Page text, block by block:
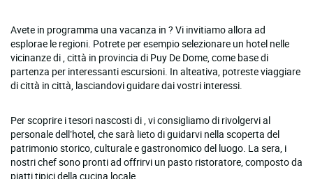
Avete in programma una vacanza in ? Vi invitiamo allora ad
esplorae le regioni. Potrete per esempio selezionare un hotel nelle
vicinanze di , città in provincia di Puy De Dome, come base di
partenza per interessanti escursioni. In alteativa, potreste viaggiare
di città in città, lasciandovi guidare dai vostri interessi.
Per scoprire i tesori nascosti di , vi consigliamo di rivolgervi al
personale dell’hotel, che sarà lieto di guidarvi nella scoperta del
patrimonio storico, culturale e gastronomico del luogo. La sera, i
nostri chef sono pronti ad offrirvi un pasto ristoratore, composto da
piatti tipici della cucina locale.